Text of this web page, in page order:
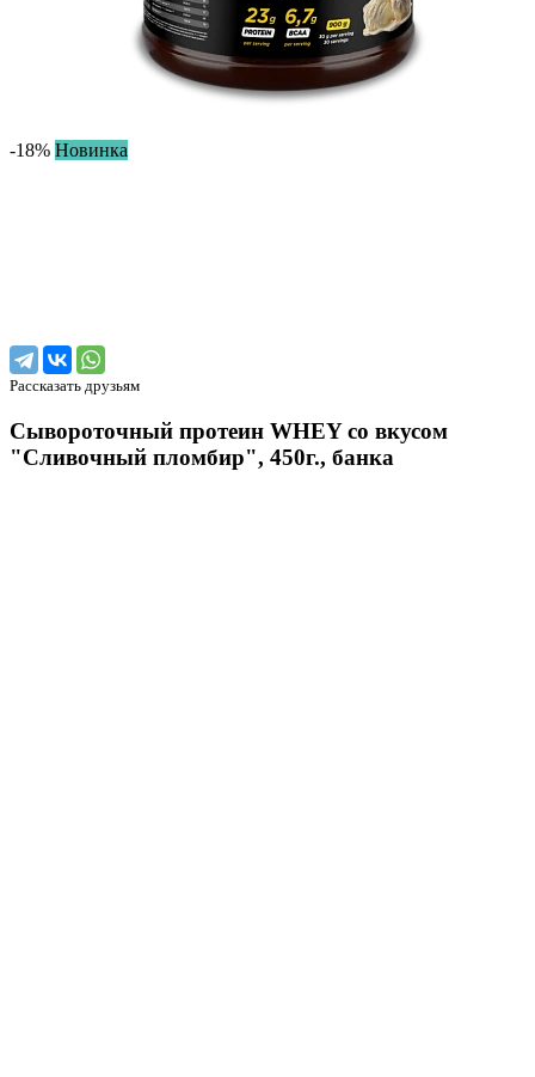
-18% Новинка
Рассказать друзьям
Сывороточный протеин WHEY со вкусом
"Сливочный пломбир", 450г., банка